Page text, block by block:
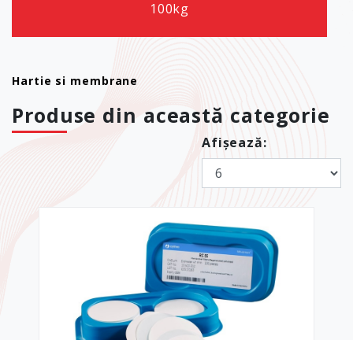
100kg
Hartie si membrane
Produse din această categorie
Afișează: